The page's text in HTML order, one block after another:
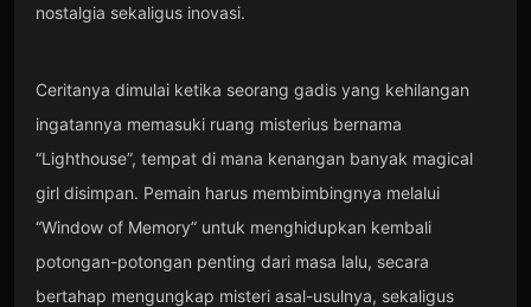
nostalgia sekaligus inovasi.
Ceritanya dimulai ketika seorang gadis yang kehilangan
ingatannya memasuki ruang misterius bernama
“Lighthouse”, tempat di mana kenangan banyak magical
girl disimpan. Pemain harus membimbingnya melalui
“Window of Memory” untuk menghidupkan kembali
potongan-potongan penting dari masa lalu, secara
bertahap mengungkap misteri asal-usulnya, sekaligus